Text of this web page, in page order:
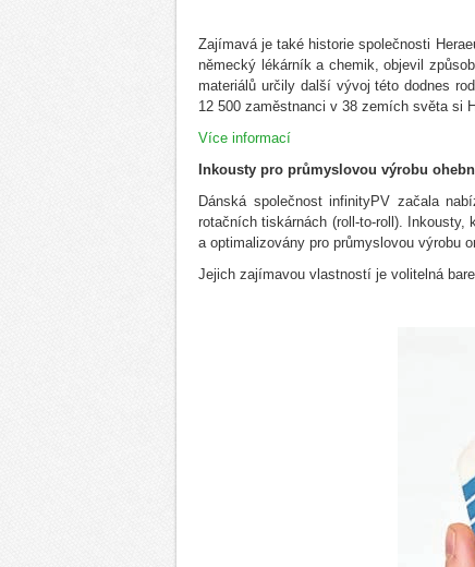
Zajímavá je také historie společnosti
německý lékárník a chemik, objevil
materiálů určily další vývoj této dodnes
12 500 zaměstnanci v 38 zemích světa si
Více informací
Inkousty pro průmyslovou výrobu
Dánská společnost infinityPV začala
rotačních tiskárnách (roll-to-roll).
a optimalizovány pro průmyslovou výrobu
Jejich zajímavou vlastností je volitelná